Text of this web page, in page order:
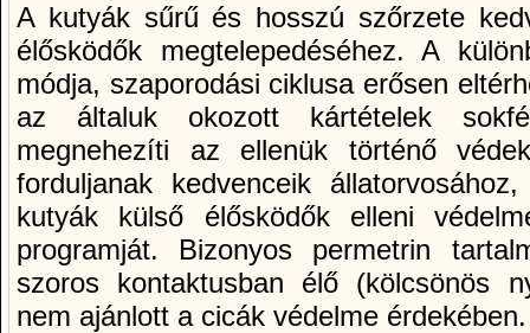
A kutyák sűrű és hosszú szőrzete
élősködők megtelepedéséhez. A
módja, szaporodási ciklusa erősen
az általuk okozott kártételek
megnehezí­ti az ellenük történő
forduljanak kedvenceik
kutyák külső élősködők elleni
programját. Bizonyos permetrin
szoros kontaktusban élő (kölcsönös
nem ajánlott a cicák védelme érdekében.